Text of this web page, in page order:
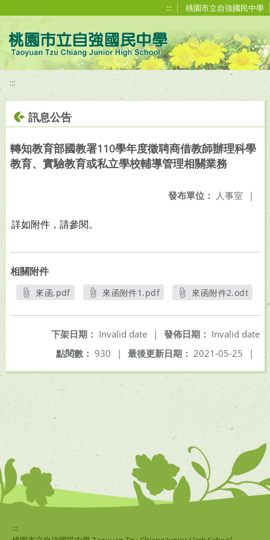
::: 桃園市立自強國民中學
:::
訊息公告
轉知教育部國教署110學年度徵聘商借教師辦理科學
教育、實驗教育或私立學校輔導管理相關業務
發布單位： 人事室 |
詳如附件，請參閱。
相關附件
來函.pdf
來函附件1.pdf
來函附件2.odt
發佈日期： Invalid date
下架日期： Invalid date
|
最後更新日期： 2021-05-25 |
點閱數： 930 |
:::